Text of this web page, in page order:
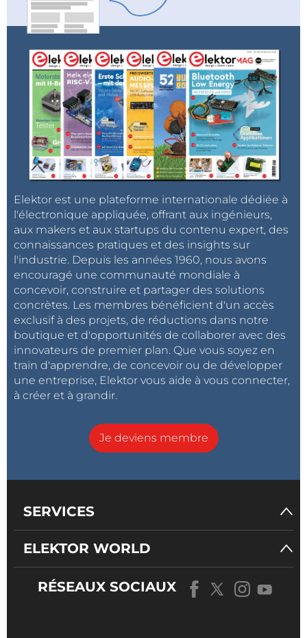
Elektor est une plateforme internationale dédiée à
l'électronique appliquée, offrant aux ingénieurs,
aux makers et aux startups du contenu expert, des
connaissances pratiques et des insights sur
l'industrie. Depuis les années 1960, nous avons
encouragé une communauté mondiale à
concevoir, construire et partager des solutions
concrètes. Les membres bénéficient d'un accès
exclusif à des projets, de réductions dans notre
boutique et d'opportunités de collaborer avec des
innovateurs de premier plan. Que vous soyez en
train d'apprendre, de concevoir ou de développer
une entreprise, Elektor vous aide à vous connecter,
à créer et à grandir.
Je deviens membre
SERVICES
ELEKTOR WORLD
RÉSEAUX SOCIAUX